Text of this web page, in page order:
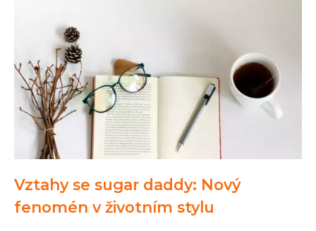
Vztahy se sugar daddy: Nový
fenomén v životním stylu